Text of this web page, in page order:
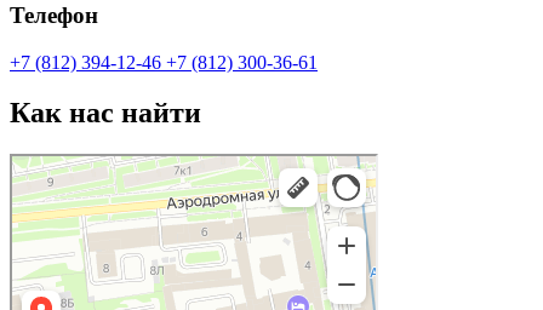
Телефон
+7 (812) 394-12-46 +7 (812) 300-36-61
Как нас найти